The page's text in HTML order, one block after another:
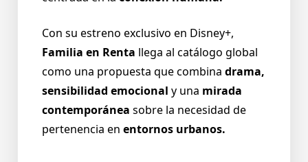
Con su estreno exclusivo en Disney+,
Familia en Renta llega al catálogo global
como una propuesta que combina drama,
sensibilidad emocional y una mirada
contemporánea sobre la necesidad de
pertenencia en entornos urbanos.